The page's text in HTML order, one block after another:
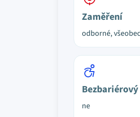
Zaměření
odborné,
ne